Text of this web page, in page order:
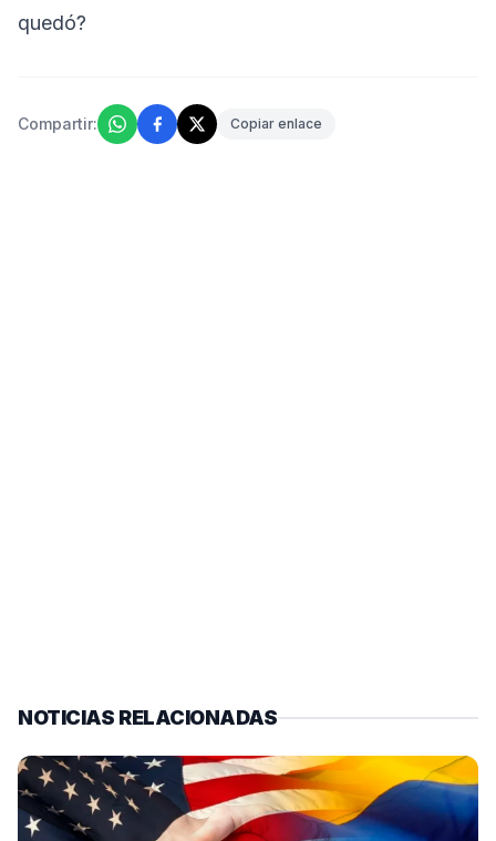
quedó?
Compartir: Copiar enlace
NOTICIAS RELACIONADAS